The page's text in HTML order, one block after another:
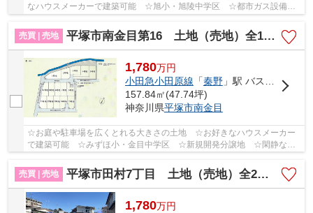
なハウスメーカーで建築可能 ☆旭小・旭陵中学区 ☆都市ガス設備で
経済的♪ 【平塚市の土地（売地）のことならリビング...
売買 | 売地
平塚市南金目第16 土地（売地）全15区画
1,780万円
小田急小田原線 「秦野」駅 バス18分 「東海大学正門前」 停歩2分
157.84㎡(47.74坪)
神奈川県平塚市南金目
☆お庭や駐車場を広くとれる大きさの土地 ☆お好きなハウスメーカー
で建築可能 ☆みずほ小・金目中学区 ☆新規開発分譲地 ☆閑静な住
売買 | 売地
平塚市田村7丁目 土地（売地）全2区画
1,780万円